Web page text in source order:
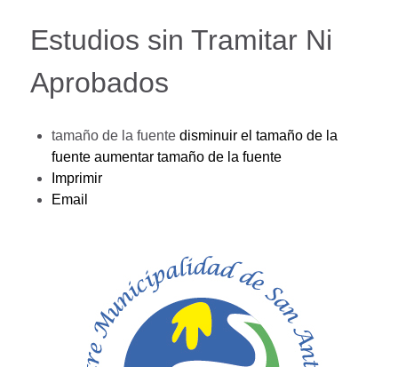
Estudios sin Tramitar Ni
Aprobados
tamaño de la fuente disminuir el tamaño de la
fuente aumentar tamaño de la fuente
Imprimir
Email